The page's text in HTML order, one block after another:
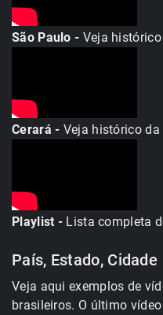
São Paulo - Veja histórico
Cerará - Veja histórico da
Playlist - Lista completa
País, Estado, Cidade
Veja aqui exemplos de
brasileiros. O último